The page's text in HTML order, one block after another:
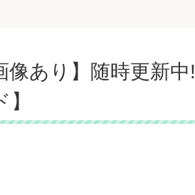
あり】随時更新中!